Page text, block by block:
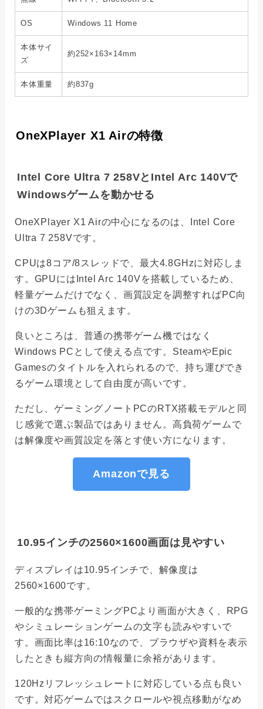
OS Windows 11 Home
本体サイ
ズ
約252×163×14mm
本体重量 約837g
OneXPlayer X1 Airの特徴
Intel Core Ultra 7 258VとIntel Arc 140Vで
Windowsゲームを動かせる
OneXPlayer X1 Airの中心になるのは、Intel Core
Ultra 7 258Vです。
CPUは8コア/8スレッドで、最大4.8GHzに対応しま
す。GPUにはIntel Arc 140Vを搭載しているため、
軽量ゲームだけでなく、画質設定を調整すればPC向
けの3Dゲームも狙えます。
良いところは、普通の携帯ゲーム機ではなく
Windows PCとして使える点です。SteamやEpic
Gamesのタイトルを入れられるので、持ち運びでき
るゲーム環境として自由度が高いです。
ただし、ゲーミングノートPCのRTX搭載モデルと同
じ感覚で選ぶ製品ではありません。高負荷ゲームで
は解像度や画質設定を落とす使い方になります。
Amazonで見る
10.95インチの2560×1600画面は見やすい
ディスプレイは10.95インチで、解像度は
2560×1600です。
一般的な携帯ゲーミングPCより画面が大きく、RPG
やシミュレーションゲームの文字も読みやすいで
す。画面比率は16:10なので、ブラウザや資料を表示
したときも縦方向の情報量に余裕があります。
120Hzリフレッシュレートに対応している点も良い
です。対応ゲームではスクロールや視点移動がなめ